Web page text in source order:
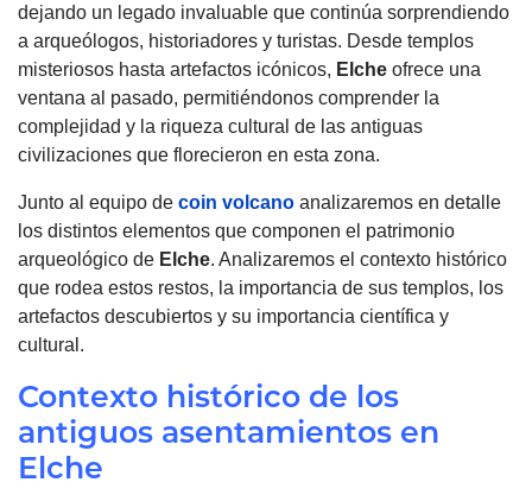
dejando un legado invaluable que continúa sorprendiendo
a arqueólogos, historiadores y turistas. Desde templos
misteriosos hasta artefactos icónicos, Elche ofrece una
ventana al pasado, permitiéndonos comprender la
complejidad y la riqueza cultural de las antiguas
civilizaciones que florecieron en esta zona.
Junto al equipo de coin volcano analizaremos en detalle
los distintos elementos que componen el patrimonio
arqueológico de Elche. Analizaremos el contexto histórico
que rodea estos restos, la importancia de sus templos, los
artefactos descubiertos y su importancia científica y
cultural.
Contexto histórico de los
antiguos asentamientos en
Elche